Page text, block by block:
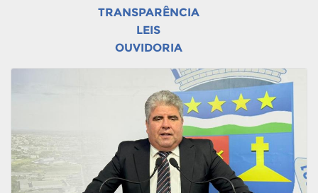
TRANSPARÊNCIA
LEIS
OUVIDORIA